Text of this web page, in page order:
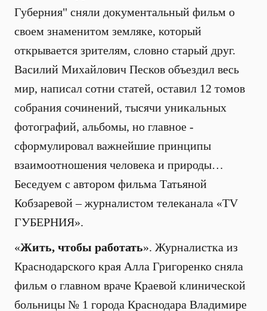
Губерния" сняли документальный фильм о
своем знаменитом земляке, который
открывается зрителям, словно старый друг.
Василий Михайлович Песков объездил весь
мир, написал сотни статей, оставил 12 томов
собрания сочинений, тысячи уникальных
фотографий, альбомы, но главное -
сформулировал важнейшие принципы
взаимоотношения человека и природы…
Беседуем с автором фильма Татьяной
Кобзаревой – журналистом телеканала «TV
ГУБЕРНИЯ».
«Жить, чтобы работать». Журналистка из
Краснодарского края Алла Григоренко сняла
фильм о главном враче Краевой клинической
больницы № 1 города Краснодара Владимире